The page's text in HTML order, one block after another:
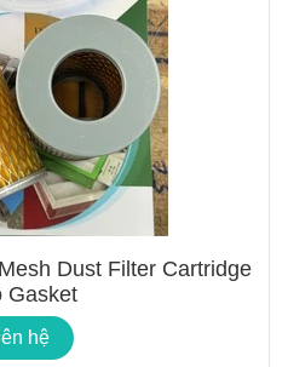
Dust Filter Cartridge
Gasket
hệ